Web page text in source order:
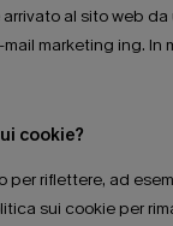
al sito web
marketing ing.
cookie?
riflettere, ad
sui cookie per